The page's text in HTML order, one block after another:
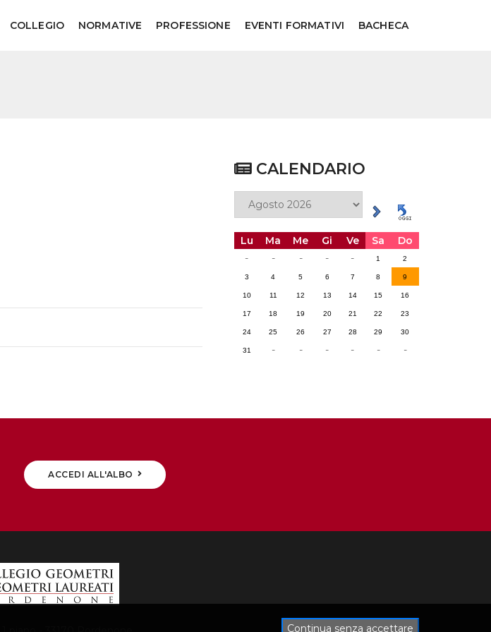
COLLEGIO NORMATIVE PROFESSIONE EVENTI FORMATIVI BACHECA
CALENDARIO
Lu Ma Me Gi Ve Sa
Do
-
- - - - 1 2
3 4 5 6 7 8 9
10 11 12 13 14 15 16
17 18 19 20 21 22 23
24 25 26 27 28 29 30
31 - - - - - -
ACCEDI ALL'ALBO
Continua senza accettare